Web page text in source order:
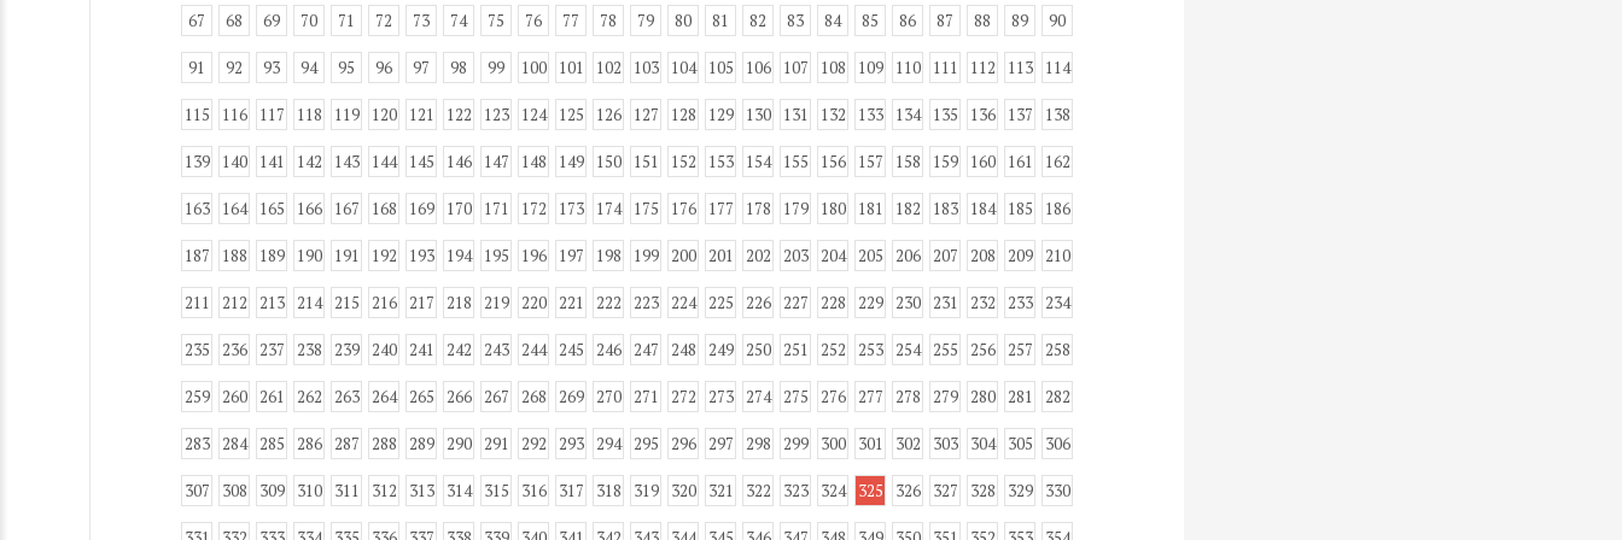
67 68 69 70 71 72 73 74 75 76 77 78 79 80 81 82 83 84 85 86 87 88 89 90
91 92 93 94 95 96 97 98 99 100 101 102 103 104 105 106 107 108 109 110 111 112 113 114
115 116 117 118 119 120 121 122 123 124 125 126 127 128 129 130 131 132 133 134 135 136 137 138
139 140 141 142 143 144 145 146 147 148 149 150 151 152 153 154 155 156 157 158 159 160 161 162
163 164 165 166 167 168 169 170 171 172 173 174 175 176 177 178 179 180 181 182 183 184 185 186
187 188 189 190 191 192 193 194 195 196 197 198 199 200 201 202 203 204 205 206 207 208 209 210
211 212 213 214 215 216 217 218 219 220 221 222 223 224 225 226 227 228 229 230 231 232 233 234
235 236 237 238 239 240 241 242 243 244 245 246 247 248 249 250 251 252 253 254 255 256 257 258
259 260 261 262 263 264 265 266 267 268 269 270 271 272 273 274 275 276 277 278 279 280 281 282
283 284 285 286 287 288 289 290 291 292 293 294 295 296 297 298 299 300 301 302 303 304 305 306
307 308 309 310 311 312 313 314 315 316 317 318 319 320 321 322 323 324 325 326 327 328 329 330